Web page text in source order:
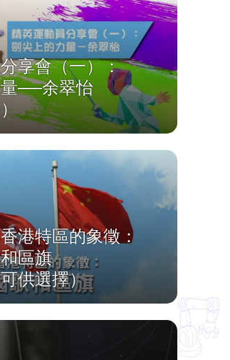
享會（一）：
──余翠怡
港特區的象徵：
區旗
可供選擇）